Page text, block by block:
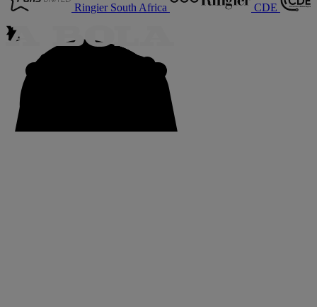
Ringier South Africa CDE